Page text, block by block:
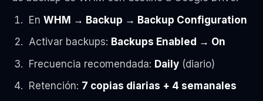
En WHM → Backup → Backup Configuration
Activar backups: Backups Enabled → On
Frecuencia recomendada: Daily(diario)
Retención: 7 copias diarias + 4 semanales